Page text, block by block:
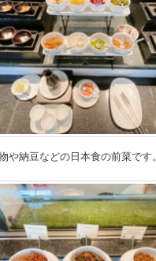
や納豆などの日本食の前菜です。